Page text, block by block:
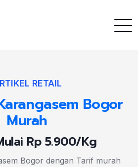
RETAIL
Bogor
Murah
Rp 5.900/Kg
Bogor dengan Tarif murah